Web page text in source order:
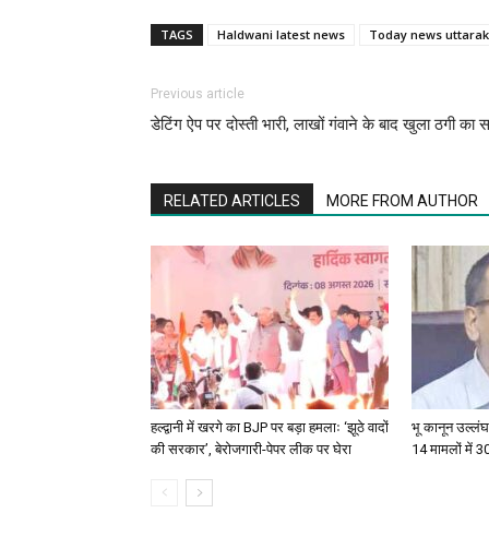
TAGS Haldwani latest news Today news
Previous article
डेटिंग ऐप पर दोस्ती भारी, लाखों गंवाने के बाद खुला ठगी का
RELATED ARTICLES MORE FROM AUTHOR
हल्द्वानी में खरगे का BJP पर बड़ा हमलाः ‘झूठे वादों
की सरकार’, बेरोजगारी-पेपर लीक पर घेरा
भू कानून
14 मामलों में